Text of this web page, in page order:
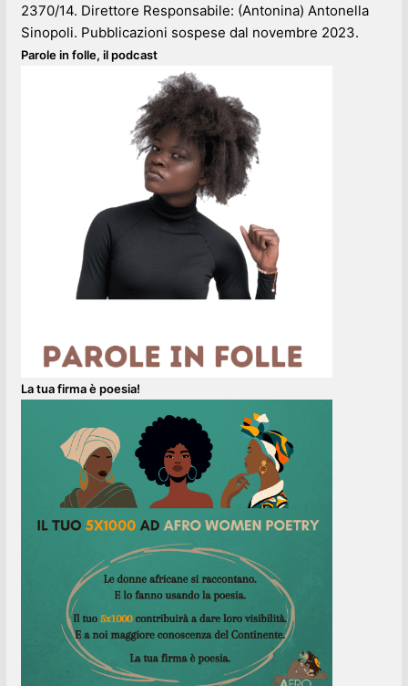
2370/14. Direttore Responsabile: (Antonina) Antonella
Sinopoli. Pubblicazioni sospese dal novembre 2023.
Parole in folle, il podcast
La tua firma è poesia!